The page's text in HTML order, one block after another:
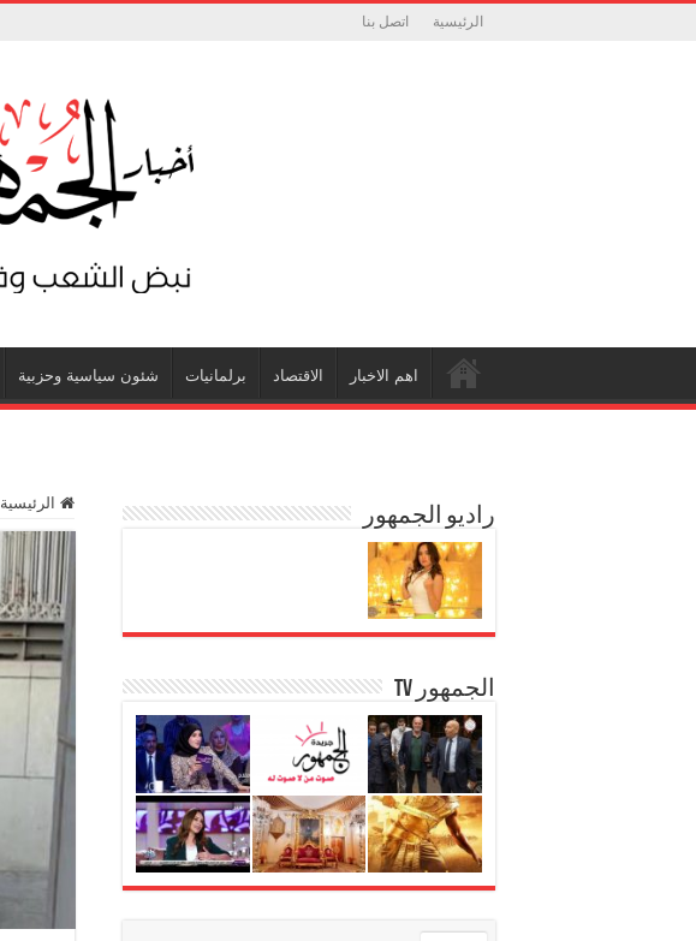
الرئيسية اتصل بنا
اهم الاخبار الاقتصاد برلمانيات شئون سياسية وحزبية
الرئيسية
راديو الجمهور
الجمهور TV